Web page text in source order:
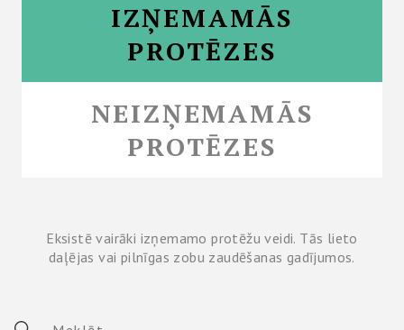
IZŅEMAMĀS
PROTĒZES
NEIZŅEMAMĀS
PROTĒZES
Eksistē vairāki izņemamo protēžu veidi. Tās lieto
daļējas vai pilnīgas zobu zaudēšanas gadījumos.